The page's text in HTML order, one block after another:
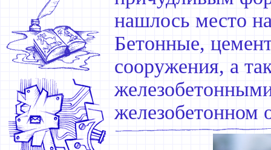
нашлось место
Бетонные,
сооружения, а
железобетонном